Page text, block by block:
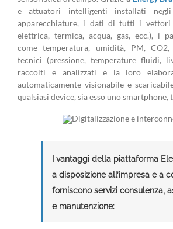
e attuatori intelligenti installati
apparecchiature, i dati di tutti i vettori
elettrica, termica, acqua, gas, ecc.), i
come temperatura, umidità, PM,
tecnici (pressione, temperature fluidi,
raccolti e analizzati e la loro
automaticamente visionabile e
qualsiasi device, sia esso uno smartphone,
I vantaggi della piattaforma
a disposizione all’impresa e a
forniscono servizi consulenza,
e manutenzione: